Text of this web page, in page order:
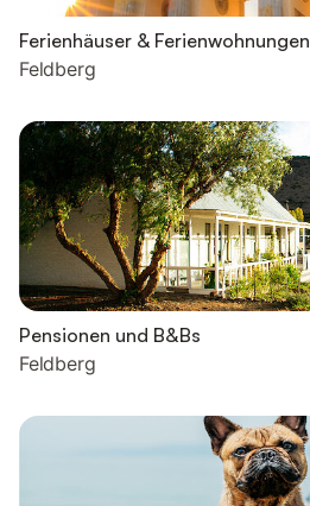
Ferienhäuser & Ferienwohnungen
Feldberg
Pensionen und B&Bs
Feldberg